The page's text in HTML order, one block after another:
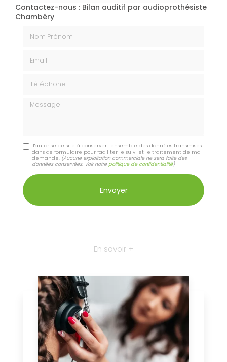
Contactez-nous : Bilan auditif par audioprothésiste
Chambéry
Message
J'autorise ce site à conserver l'ensemble des données transmises
dans ce formulaire pour faciliter le suivi et le traitement de ma
demande. (Aucune exploitation commerciale ne sera faite des
données conservées. Voir notrepolitique de confidentialité)
En savoir +